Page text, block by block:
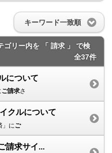
キーワード一致順
ゴリー内を 「 請求 」 で検
全37件
について
ご請求さ
クルについて
」にご
請求サイ...